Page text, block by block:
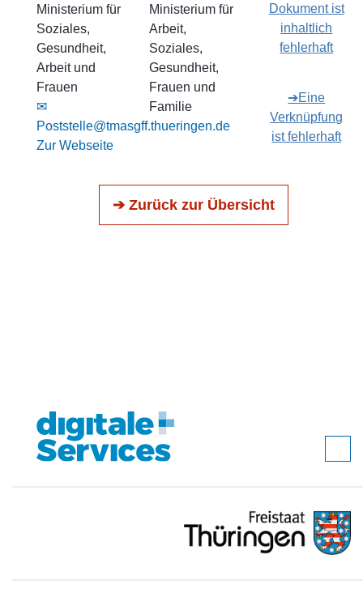
Ministerium für
Soziales,
Gesundheit,
Arbeit und
Frauen
✉
Poststelle@tmasgff.thueringen.de
Zur Webseite
Ministerium für
Arbeit,
Soziales,
Gesundheit,
Frauen und
Familie
Dokument ist
inhaltlich
fehlerhaft
➔Eine
Verknüpfung
ist fehlerhaft
➔ Zurück zur Übersicht